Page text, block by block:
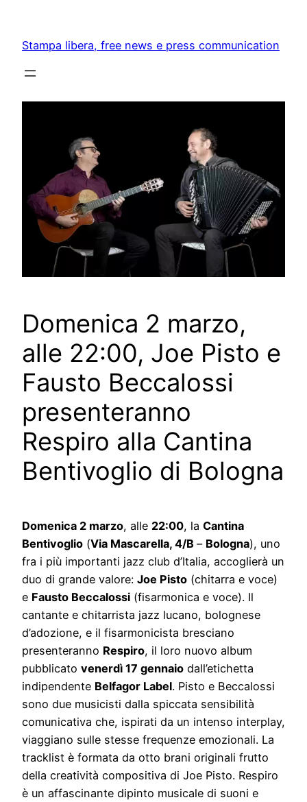
content
Stampa libera, free news e press communication
Domenica 2 marzo,
alle 22:00, Joe Pisto e
Fausto Beccalossi
presenteranno
Respiro alla Cantina
Bentivoglio di Bologna
Domenica 2 marzo, alle 22:00, la Cantina
Bentivoglio (Via Mascarella, 4/B – Bologna), uno
fra i più importanti jazz club d’Italia, accoglierà un
duo di grande valore: Joe Pisto (chitarra e voce)
e Fausto Beccalossi (fisarmonica e voce). Il
cantante e chitarrista jazz lucano, bolognese
d’adozione, e il fisarmonicista bresciano
presenteranno Respiro, il loro nuovo album
pubblicato venerdì 17 gennaio dall’etichetta
indipendente Belfagor Label. Pisto e Beccalossi
sono due musicisti dalla spiccata sensibilità
comunicativa che, ispirati da un intenso interplay,
viaggiano sulle stesse frequenze emozionali. La
tracklist è formata da otto brani originali frutto
della creatività compositiva di Joe Pisto. Respiro
è un affascinante dipinto musicale di suoni e